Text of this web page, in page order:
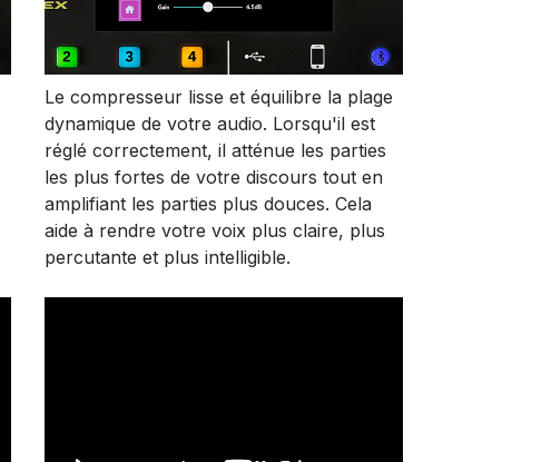
Le compresseur lisse et équilibre la plage
dynamique de votre audio. Lorsqu'il est
réglé correctement, il atténue les parties
les plus fortes de votre discours tout en
amplifiant les parties plus douces. Cela
aide à rendre votre voix plus claire, plus
percutante et plus intelligible.